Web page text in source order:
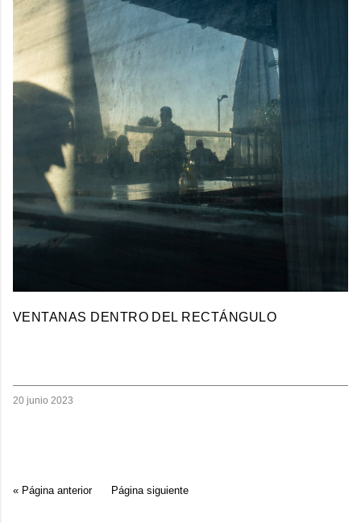
VENTANAS DENTRO DEL RECTÁNGULO
20 junio 2023
« Página anterior Página siguiente